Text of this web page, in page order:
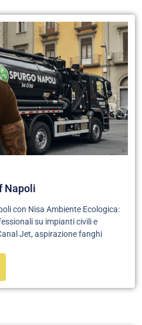
Napoli
con Nisa Ambiente Ecologica:
su impianti civili e
Jet, aspirazione fanghi